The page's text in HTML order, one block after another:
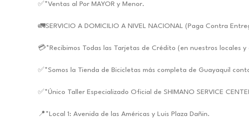
✅*Ventas al Por MAYOR y Menor.
🚛SERVICIO A DOMICILIO A NIVEL NACIONAL (Paga Contra
💳*Recibimos Todas las Tarjetas de Crédito (en nuestros locales y
✅*Somos la Tienda de Bicicletas más completa de Guayaquil
✅*Único Taller Especializado Oficial de SHIMANO SERVICE
📍*Local 1: Avenida de las Américas y Luis Plaza Dañin.